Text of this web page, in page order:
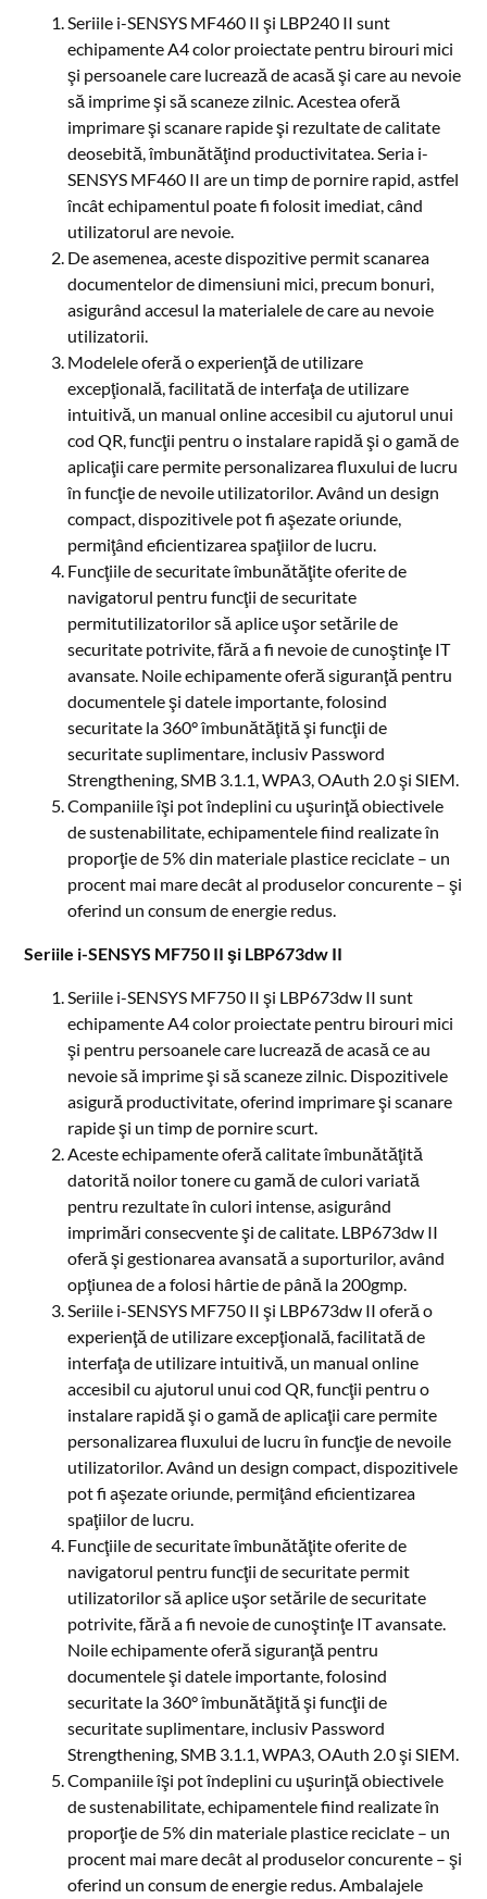
Seriile i-SENSYS MF460 II şi LBP240 II sunt
echipamente A4 color proiectate pentru birouri mici
şi persoanele care lucrează de acasă şi care au nevoie
să imprime şi să scaneze zilnic. Acestea oferă
imprimare şi scanare rapide şi rezultate de calitate
deosebită, îmbunătăţind productivitatea. Seria i-
SENSYS MF460 II are un timp de pornire rapid, astfel
încât echipamentul poate fi folosit imediat, când
utilizatorul are nevoie.
De asemenea, aceste dispozitive permit scanarea
documentelor de dimensiuni mici, precum bonuri,
asigurând accesul la materialele de care au nevoie
utilizatorii.
Modelele oferă o experienţă de utilizare
excepţională, facilitată de interfaţa de utilizare
intuitivă, un manual online accesibil cu ajutorul unui
cod QR, funcţii pentru o instalare rapidă şi o gamă de
aplicaţii care permite personalizarea fluxului de lucru
în funcţie de nevoile utilizatorilor. Având un design
compact, dispozitivele pot fi aşezate oriunde,
permiţând eficientizarea spaţiilor de lucru.
Funcţiile de securitate îmbunătăţite oferite de
navigatorul pentru funcţii de securitate
permitutilizatorilor să aplice uşor setările de
securitate potrivite, fără a fi nevoie de cunoştinţe IT
avansate. Noile echipamente oferă siguranţă pentru
documentele şi datele importante, folosind
securitate la 360° îmbunătăţită şi funcţii de
securitate suplimentare, inclusiv Password
Strengthening, SMB 3.1.1, WPA3, OAuth 2.0 şi SIEM.
Companiile îşi pot îndeplini cu uşurinţă obiectivele
de sustenabilitate, echipamentele fiind realizate în
proporţie de 5% din materiale plastice reciclate – un
procent mai mare decât al produselor concurente – şi
oferind un consum de energie redus.
Seriile i-SENSYS MF750 II şi LBP673dw II
Seriile i-SENSYS MF750 II şi LBP673dw II sunt
echipamente A4 color proiectate pentru birouri mici
şi pentru persoanele care lucrează de acasă ce au
nevoie să imprime şi să scaneze zilnic. Dispozitivele
asigură productivitate, oferind imprimare şi scanare
rapide şi un timp de pornire scurt.
Aceste echipamente oferă calitate îmbunătăţită
datorită noilor tonere cu gamă de culori variată
pentru rezultate în culori intense, asigurând
imprimări consecvente şi de calitate. LBP673dw II
oferă şi gestionarea avansată a suporturilor, având
opţiunea de a folosi hârtie de până la 200gmp.
Seriile i-SENSYS MF750 II şi LBP673dw II oferă o
experienţă de utilizare excepţională, facilitată de
interfaţa de utilizare intuitivă, un manual online
accesibil cu ajutorul unui cod QR, funcţii pentru o
instalare rapidă şi o gamă de aplicaţii care permite
personalizarea fluxului de lucru în funcţie de nevoile
utilizatorilor. Având un design compact, dispozitivele
pot fi aşezate oriunde, permiţând eficientizarea
spaţiilor de lucru.
Funcţiile de securitate îmbunătăţite oferite de
navigatorul pentru funcţii de securitate permit
utilizatorilor să aplice uşor setările de securitate
potrivite, fără a fi nevoie de cunoştinţe IT avansate.
Noile echipamente oferă siguranţă pentru
documentele şi datele importante, folosind
securitate la 360° îmbunătăţită şi funcţii de
securitate suplimentare, inclusiv Password
Strengthening, SMB 3.1.1, WPA3, OAuth 2.0 şi SIEM.
Companiile îşi pot îndeplini cu uşurinţă obiectivele
de sustenabilitate, echipamentele fiind realizate în
proporţie de 5% din materiale plastice reciclate – un
procent mai mare decât al produselor concurente – şi
oferind un consum de energie redus. Ambalajele